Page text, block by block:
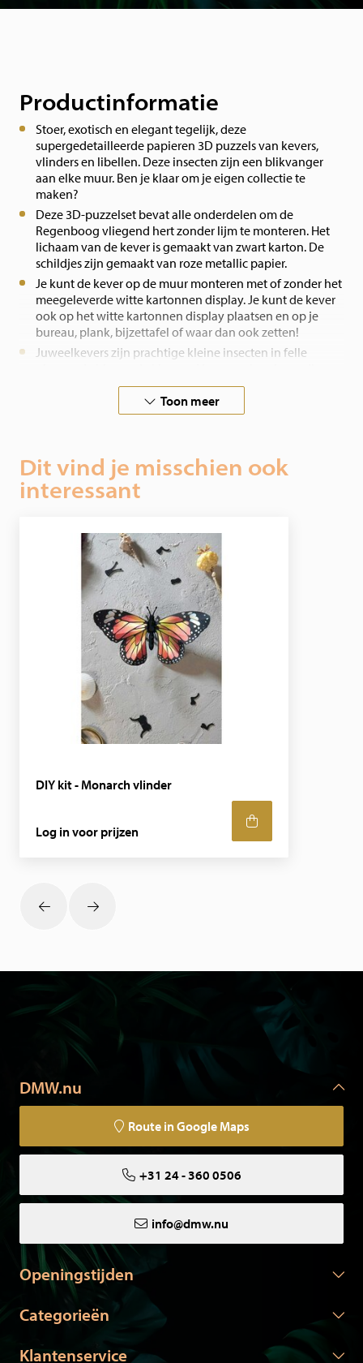
Productinformatie
Stoer, exotisch en elegant tegelijk, deze
supergedetailleerde papieren 3D puzzels van kevers,
vlinders en libellen. Deze insecten zijn een blikvanger
aan elke muur. Ben je klaar om je eigen collectie te
maken?
Deze 3D-puzzelset bevat alle onderdelen om de
Regenboog vliegend hert zonder lijm te monteren. Het
lichaam van de kever is gemaakt van zwart karton. De
schildjes zijn gemaakt van roze metallic papier.
Je kunt de kever op de muur monteren met of zonder het
meegeleverde witte kartonnen display. Je kunt de kever
ook op het witte kartonnen display plaatsen en op je
bureau, plank, bijzettafel of waar dan ook zetten!
Juweelkevers zijn prachtige kleine insecten in felle
kleuren worden ze vaak gebruikt in keverjuwelen en -
decoratie in Aziatische landen. Als larve geven ze er
meestal de voorkeur aan om dode takken te eten.
leggen. Ze kunnen dennenhoutrook detecteren van wel
80 kilometer afstand en kunnen infrarood licht zien,
zodat ze dichter bij de bosbrand komen.
Toon meer
Dit vind je misschien ook
interessant
DIY kit - Monarch vlinder
Log in voor prijzen
DMW.nu
Route in Google Maps
+31 24 - 360 0506
info@dmw.nu
Openingstijden
Categorieën
Klantenservice